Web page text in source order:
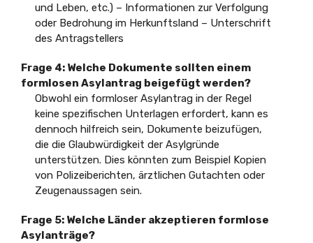
und Leben, etc.) – Informationen zur Verfolgung
oder Bedrohung im Herkunftsland – Unterschrift
des Antragstellers
Frage 4: Welche Dokumente sollten einem
formlosen Asylantrag beigefügt werden?
Obwohl ein formloser Asylantrag in der Regel
keine spezifischen Unterlagen erfordert, kann es
dennoch hilfreich sein, Dokumente beizufügen,
die die Glaubwürdigkeit der Asylgründe
unterstützen. Dies könnten zum Beispiel Kopien
von Polizeiberichten, ärztlichen Gutachten oder
Zeugenaussagen sein.
Frage 5: Welche Länder akzeptieren formlose
Asylanträge?